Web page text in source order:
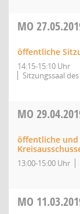
MO
öffentliche
14:15-15:10 Uhr
Sitzungssaal
MO
öffentliche
13:00-15:00 Uhr
MO